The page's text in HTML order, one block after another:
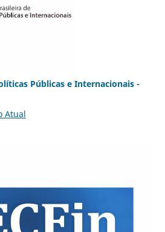
Públicas e Internacionais -
Atual